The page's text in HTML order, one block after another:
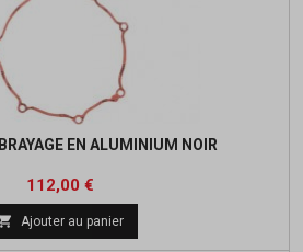
EN ALUMINIUM NOIR
Prix
112,00 €Prix
de
base
Ajouter au panier